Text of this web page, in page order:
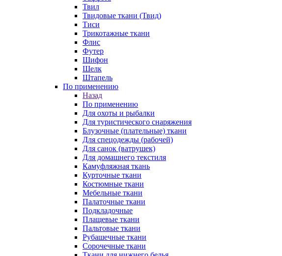
Твил
Твидовые ткани (Твид)
Тиси
Трикотажные ткани
Флис
Футер
Шифон
Шелк
Штапель
По применению
Назад
По применению
Для охоты и рыбалки
Для туристического снаряжения
Блузочные (плательные) ткани
Для спецодежды (рабочей)
Для санок (ватрушек)
Для домашнего текстиля
Камуфляжная ткань
Курточные ткани
Костюмные ткани
Мебельные ткани
Палаточные ткани
Подкладочные
Плащевые ткани
Пальтовые ткани
Рубашечные ткани
Сорочечные ткани